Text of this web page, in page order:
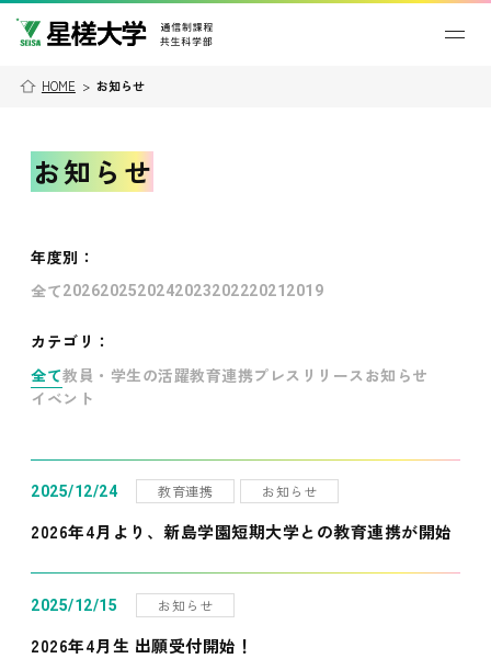
HOME > お知らせ
お知らせ
年度別 ：
全て202620252024202320222021 2019
カテゴリ：
全て教員・学生の活躍教育連携プレスリリース お知らせ
イベント
2025/12/24 教育連携 お知らせ
2026年4月より、新島学園短期大学との教育連携が開始
2025/12/15 お知らせ
2026年4月生 出願受付開始！